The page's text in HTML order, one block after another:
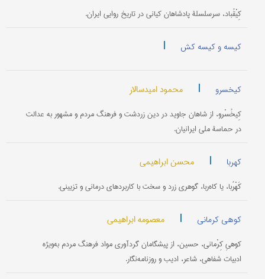
کِیْقُباد، سرسلسلۀ پادشاهان کیانی در تاریخ روایی ایران.
کیسه و کیسه کش |
کیخسرو | محمود امیدسالار
کِیخُسْرو، از شاهان جاوید در دین زردشت و فرهنگ مردم و مشهور به عدالت
در حماسۀ ملی ایرانیان.
کهربا | محسن ابراهیمی
کَهْرُبا، یا کاه‌ربا، گوهری زرد و سخت با کاربردهای درمانی و تزیینی.
کوهی کرمانی | معصومه ابراهیمی
کوهیِ کِرْمانی، حسین، از پیشگامان گردآوری مواد فرهنگ مردم به‌ویژه
ادبیات شفاهی، شاعر، ادیب و روزنامه‌نگار.